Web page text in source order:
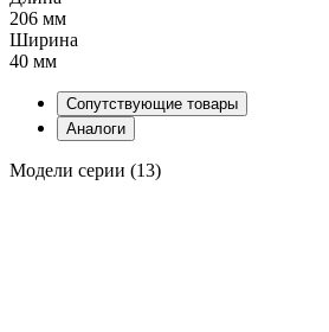
206 мм
Ширина
40 мм
Сопутствующие товары
Аналоги
Модели серии (13)